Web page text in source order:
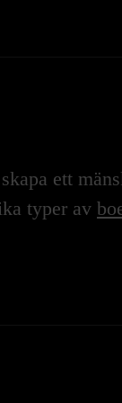
ett
typer av